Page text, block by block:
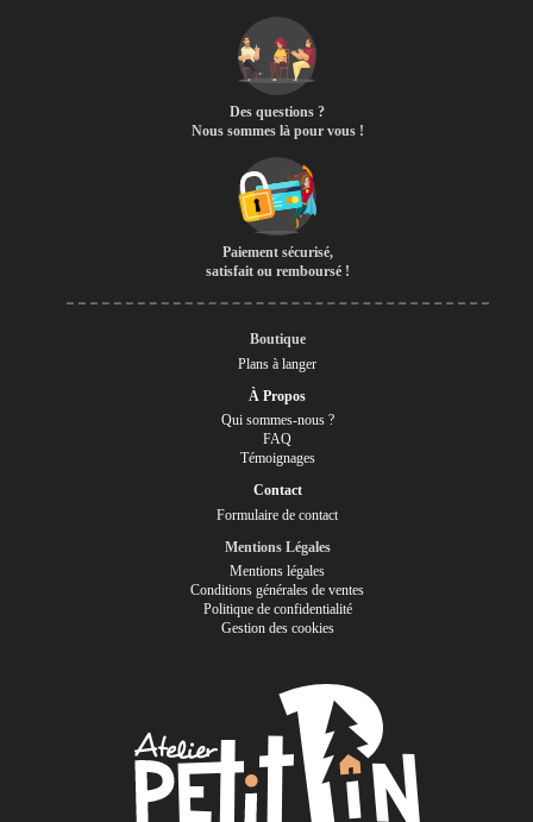
Des questions ?
Nous sommes là pour vous !
Paiement sécurisé,
satisfait ou remboursé !
Boutique
Plans à langer
À Propos
Qui sommes-nous ?
FAQ
Témoignages
Contact
Formulaire de contact
Mentions Légales
Mentions légales
Conditions générales de ventes
Politique de confidentialité
Gestion des cookies